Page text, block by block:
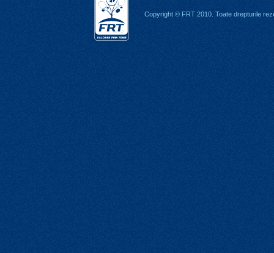
Copyright © FRT 2010. Toate drepturile